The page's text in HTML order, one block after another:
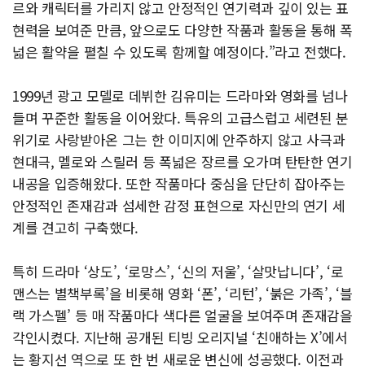
르와 캐릭터를 가리지 않고 안정적인 연기력과 깊이 있는 표
현력을 보여준 만큼, 앞으로도 다양한 작품과 활동을 통해 폭
넓은 활약을 펼칠 수 있도록 함께할 예정이다.”라고 전했다.
1999년 광고 모델로 데뷔한 김유미는 드라마와 영화를 넘나
들며 꾸준한 활동을 이어왔다. 특유의 고급스럽고 세련된 분
위기로 사랑받아온 그는 한 이미지에 안주하지 않고 사극과
현대극, 멜로와 스릴러 등 폭넓은 장르를 오가며 탄탄한 연기
내공을 입증해왔다. 또한 작품마다 중심을 단단히 잡아주는
안정적인 존재감과 섬세한 감정 표현으로 자신만의 연기 세
계를 견고히 구축했다.
특히 드라마 ‘상도’, ‘로망스’, ‘신의 저울’, ‘살맛납니다’, ‘로
맨스는 별책부록’을 비롯해 영화 ‘폰’, ‘리턴’, ‘붉은 가족’, ‘블
랙 가스펠’ 등 매 작품마다 색다른 얼굴을 보여주며 존재감을
각인시켰다. 지난해 공개된 티빙 오리지널 ‘친애하는 X’에서
는 황지선 역으로 또 한 번 새로운 변신에 성공했다. 이전과